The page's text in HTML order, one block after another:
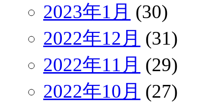
2023年1月 (30)
2022年12月 (31)
2022年11月 (29)
2022年10月 (27)